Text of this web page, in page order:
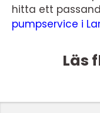
hitta ett
pumpservice i
Läs